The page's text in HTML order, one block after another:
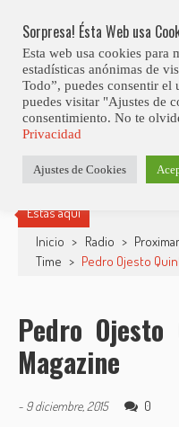
content
Club Contest.
Estás aquí
Inicio > Radio >
Time > Pedro Ojesto
Pedro
Magazine
- 9 diciembre, 2015 0
Sorpresa! Ésta Web usa
Esta web usa cookies para
estadísticas anónimas de
Todo”, puedes consentir el
puedes visitar "Ajustes de
consentimiento. No te
Privacidad
Ajustes de Cookies